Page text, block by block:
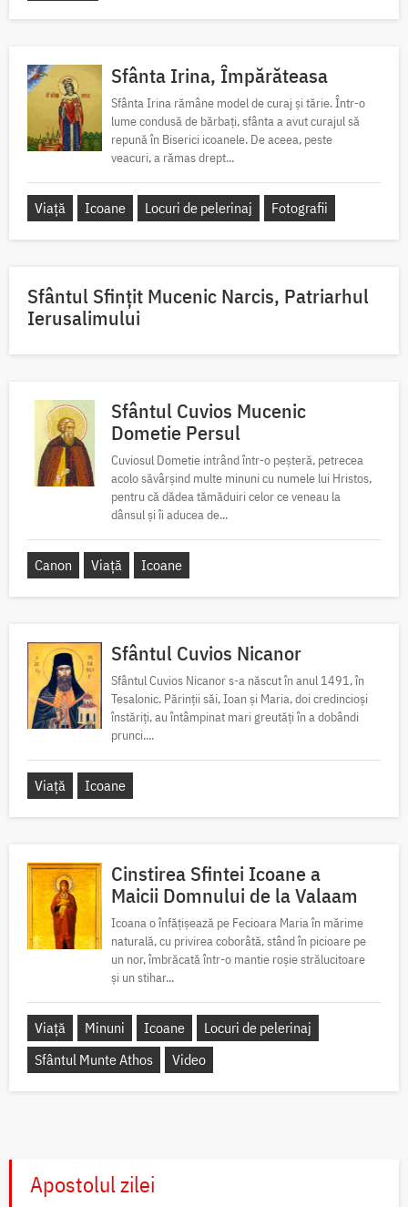
Sfânta Irina, Împărăteasa
Sfânta Irina rămâne model de curaj și tărie. Într-o
lume condusă de bărbați, sfânta a avut curajul să
repună în Biserici icoanele. De aceea, peste
veacuri, a rămas drept...
Viață Icoane Locuri de pelerinaj Fotografii
Sfântul Sfinţit Mucenic Narcis, Patriarhul
Ierusalimului
Sfântul Cuvios Mucenic
Dometie Persul
Cuviosul Dometie intrând într-o peșteră, petrecea
acolo săvârșind multe minuni cu numele lui Hristos,
pentru că dădea tămăduiri celor ce veneau la
dânsul și îi aducea de...
Canon Viață Icoane
Sfântul Cuvios Nicanor
Sfântul Cuvios Nicanor s-a născut în anul 1491, în
Tesalonic. Părinții săi, Ioan și Maria, doi credincioși
înstăriți, au întâmpinat mari greutăți în a dobândi
prunci....
Viață Icoane
Cinstirea Sfintei Icoane a
Maicii Domnului de la Valaam
Icoana o înfățișează pe Fecioara Maria în mărime
naturală, cu privirea coborâtă, stând în picioare pe
un nor, îmbrăcată într-o mantie roșie strălucitoare
și un stihar...
Viață Minuni Icoane
Locuri de pelerinaj
Sfântul Munte Athos
Video
Apostolul zilei